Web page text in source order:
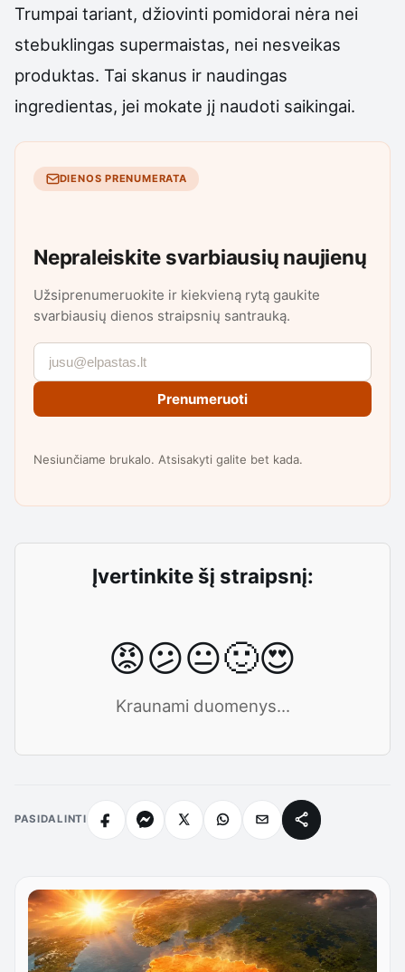
Trumpai tariant, džiovinti pomidorai nėra nei
stebuklingas supermaistas, nei nesveikas
produktas. Tai skanus ir naudingas
ingredientas, jei mokate jį naudoti saikingai.
DIENOS PRENUMERATA
Nepraleiskite svarbiausių naujienų
Užsiprenumeruokite ir kiekvieną rytą gaukite
svarbiausių dienos straipsnių santrauką.
Prenumeruoti
Nesiunčiame brukalo. Atsisakyti galite bet kada.
Įvertinkite šį straipsnį:
😡😕😐🙂😍
Kraunami duomenys...
PASIDALINTI